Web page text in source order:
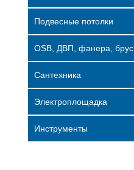
Подвесные потолки
OSB, ДВП, фанера, брус
Сантехника
Электроплощадка
Инструменты